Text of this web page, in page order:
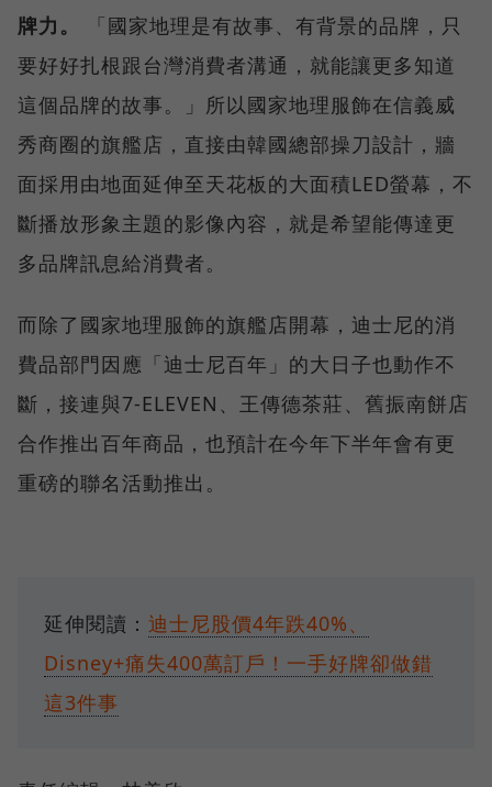
牌力。
「國家地理是有故事、有背景的品牌，只
要好好扎根跟台灣消費者溝通，就能讓更多知道
這個品牌的故事。」所以國家地理服飾在信義威
秀商圈的旗艦店，直接由韓國總部操刀設計，牆
面採用由地面延伸至天花板的大面積LED螢幕，不
斷播放形象主題的影像內容，就是希望能傳達更
多品牌訊息給消費者。
而除了國家地理服飾的旗艦店開幕，迪士尼的消
費品部門因應「迪士尼百年」的大日子也動作不
斷，接連與7-ELEVEN、王傳德茶莊、舊振南餅店
合作推出百年商品，也預計在今年下半年會有更
重磅的聯名活動推出。
延伸閱讀： 迪士尼股價4年跌40%、
Disney+痛失400萬訂戶！一手好牌卻做錯
這3件事